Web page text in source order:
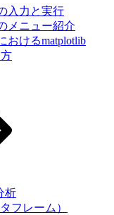
入力と実行
メニュー紹介
おけるmatplotlib
析
フレーム）